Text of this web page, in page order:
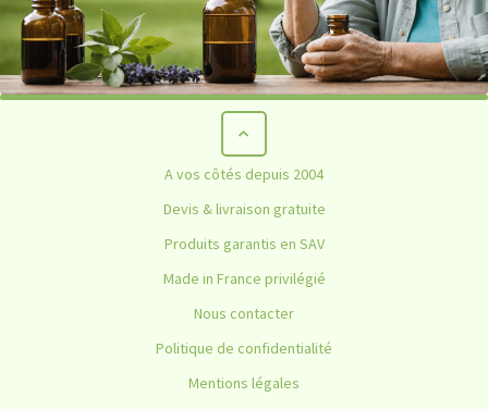
A vos côtés depuis 2004
Devis & livraison gratuite
Produits garantis en SAV
Made in France privilégié
Nous contacter
Politique de confidentialité
Mentions légales